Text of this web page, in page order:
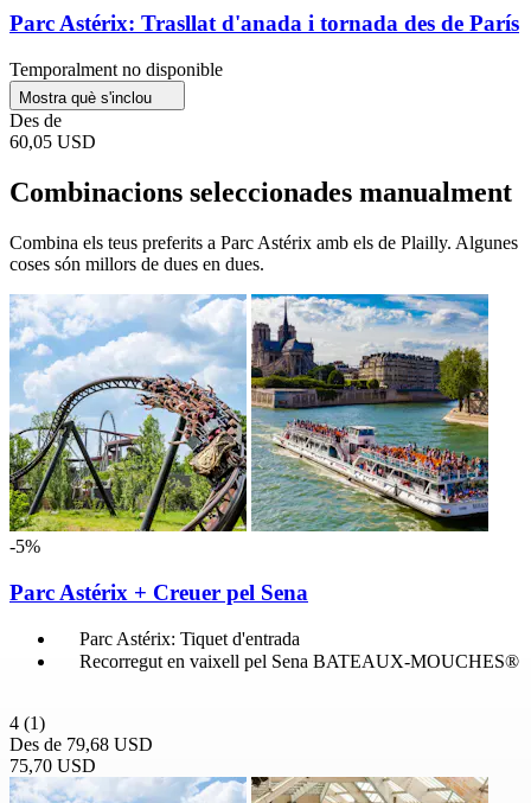
Parc Astérix: Trasllat d'anada i tornada des de París
Temporalment no disponible
Mostra què s'inclou
Des de
60,05 USD
Combinacions seleccionades manualment
Combina els teus preferits a Parc Astérix amb els de Plailly. Algunes
coses són millors de dues en dues.
-5%
Parc Astérix + Creuer pel Sena
Parc Astérix: Tiquet d'entrada
Recorregut en vaixell pel Sena BATEAUX-MOUCHES®
4 (1)
Des de 79,68 USD
75,70 USD